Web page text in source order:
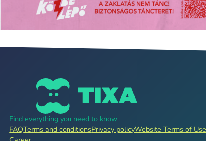
Find everything you need to know
FAQTerms and conditionsPrivacy policyWebsite Terms of Use